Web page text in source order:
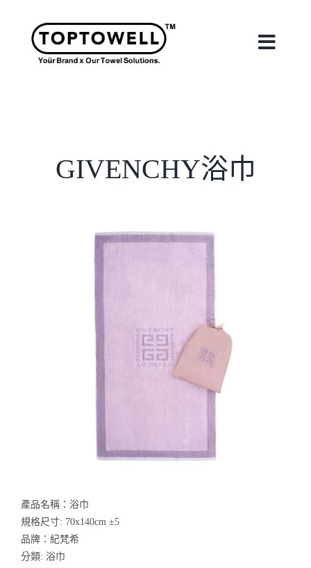
Toggle
合作案例
聯絡我們
GIVENCHY浴巾
產品名稱：浴巾
規格尺寸: 70x140cm ±5
品牌：紀梵希
分類: 浴巾